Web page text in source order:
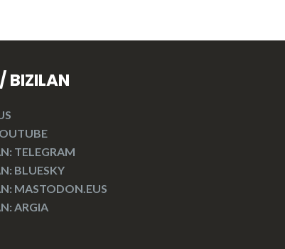
BIZILAN
TELEGRAM
BLUESKY
MASTODON.EUS
ARGIA